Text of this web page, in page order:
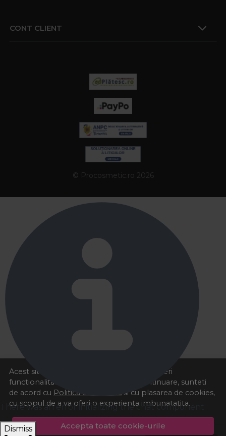
Acest site foloseste cookies pentru a va oferi
functionalitatea dorita. Navigand in continuare, sunteti
de acord cu Politica de cookies si cu plasarea de cookies,
cu scopul de a va oferi o experienta imbunatatita.
Accepta toate cookie-urile
CONT CLIENT
© Procosmetic.ro 2026
There was an error initializing the chat component
Dismiss